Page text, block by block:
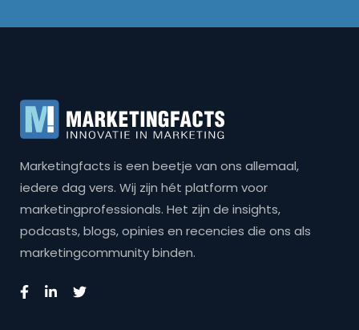
Marketingfacts is een beetje van ons allemaal,
iedere dag vers. Wij zijn hét platform voor
marketingprofessionals. Het zijn de insights,
podcasts, blogs, opinies en recencies die ons als
marketingcommunity binden.